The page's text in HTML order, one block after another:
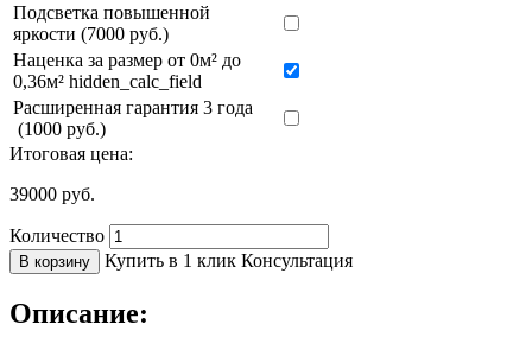
Подсветка повышенной
яркости (7000 руб.)
Наценка за размер от 0м² до
0,36м² hidden_calc_field
Расширенная гарантия 3 года
(1000 руб.)
Итоговая цена:
39000 руб.
Количество
В корзину Купить в 1 клик Консультация
Описание: